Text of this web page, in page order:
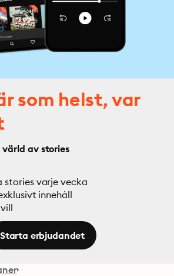
som helst, var
av stories
stories varje vecka
innehåll
Starta erbjudandet